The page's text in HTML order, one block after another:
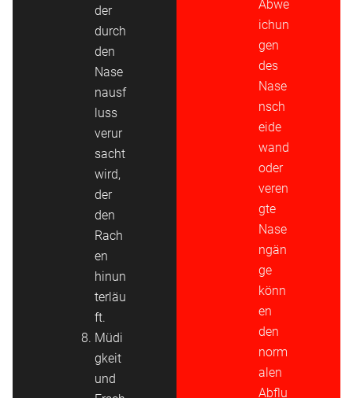
der
durch
den
Nase
nausf
luss
verur
sacht
wird,
der
den
Rach
en
hinun
terläu
ft.
Müdi
gkeit
und
Abwe
ichun
gen
des
Nase
nsch
eide
wand
oder
veren
gte
Nase
ngän
ge
könn
en
den
norm
alen
Abflu